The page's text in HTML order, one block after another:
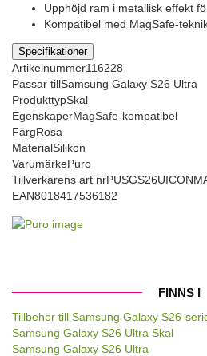
Upphöjd ram i metallisk effekt
Kompatibel med MagSafe-
Specifikationer
Artikelnummer116228
Passar tillSamsung Galaxy S26 Ultra
ProdukttypSkal
EgenskaperMagSafe-kompatibel
FärgRosa
MaterialSilikon
VarumärkePuro
Tillverkarens art nr
EAN8018417536182
FINNS I
Tillbehör till Samsung Galaxy S26-
Samsung Galaxy S26 Ultra Skal
Samsung Galaxy S26 Ultra